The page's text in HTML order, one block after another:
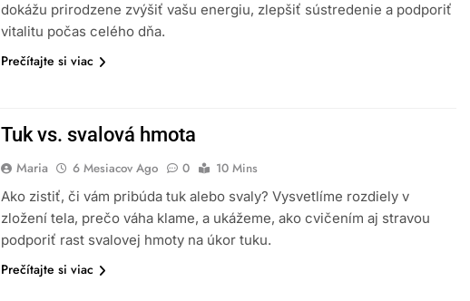
dokážu prirodzene zvýšiť vašu energiu, zlepšiť sústredenie a podporiť
vitalitu počas celého dňa.
Prečítajte si viac
Tuk vs. svalová hmota
Maria 6 Mesiacov Ago 0
10 Mins
Ako zistiť, či vám pribúda tuk alebo svaly? Vysvetlíme rozdiely v
zložení tela, prečo váha klame, a ukážeme, ako cvičením aj stravou
podporiť rast svalovej hmoty na úkor tuku.
Prečítajte si viac